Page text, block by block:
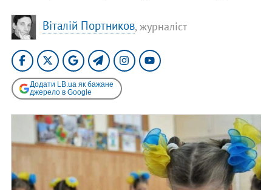
Віталій Портников, журналіст
Додати LB.ua як бажане
джерело в Google